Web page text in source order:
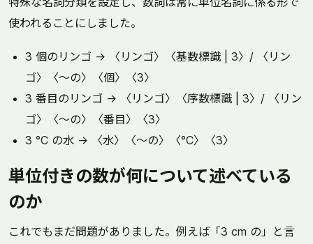
使われることにしました。
3 個のリンゴ → 〈リンゴ〉〈基数標識 | 3〉/ 〈リン
ゴ〉〈～の〉〈個〉〈3〉
3 番目のリンゴ → 〈リンゴ〉〈序数標識 | 3〉/ 〈リン
ゴ〉〈～の〉〈番目〉〈3〉
3 °C の水 → 〈水〉〈～の〉〈°C〉〈3〉
単位付きの数が何について述べている
のか
これでもまだ問題がありました。例えば「3 cm の」と言